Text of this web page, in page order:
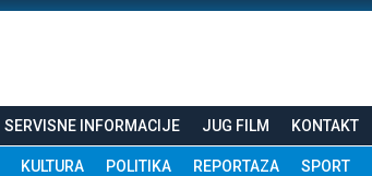
SERVISNE INFORMACIJE JUG FILM KONTAKT
KULTURA POLITIKA REPORTAZA SPORT